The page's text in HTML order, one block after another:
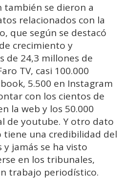
también se dieron a
relacionados con la
que según se destacó
crecimiento y
de 24,3 millones de
TV, casi 100.000
5.500 en Instagram
con los cientos de
la web y los 50.000
de youtube. Y otro dato
tiene una credibilidad del
y jamás se ha visto
en los tribunales,
trabajo periodístico.